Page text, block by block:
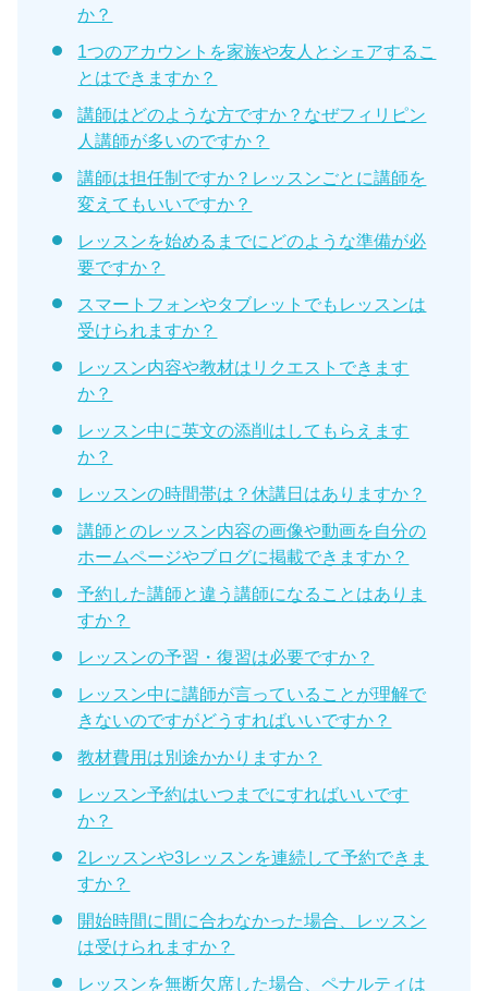
か？
1つのアカウントを家族や友人とシェアするこ
とはできますか？
講師はどのような方ですか？なぜフィリピン
人講師が多いのですか？
講師は担任制ですか？レッスンごとに講師を
変えてもいいですか？
レッスンを始めるまでにどのような準備が必
要ですか？
スマートフォンやタブレットでもレッスンは
受けられますか？
レッスン内容や教材はリクエストできます
か？
レッスン中に英文の添削はしてもらえます
か？
レッスンの時間帯は？休講日はありますか？
講師とのレッスン内容の画像や動画を自分の
ホームページやブログに掲載できますか？
予約した講師と違う講師になることはありま
すか？
レッスンの予習・復習は必要ですか？
レッスン中に講師が言っていることが理解で
きないのですがどうすればいいですか？
教材費用は別途かかりますか？
レッスン予約はいつまでにすればいいです
か？
2レッスンや3レッスンを連続して予約できま
すか？
開始時間に間に合わなかった場合、レッスン
は受けられますか？
レッスンを無断欠席した場合、ペナルティは